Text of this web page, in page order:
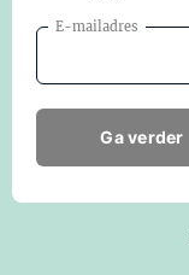
E-mailadres
Ga verder